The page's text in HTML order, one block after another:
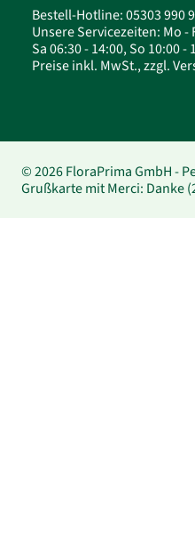
Bestell-Hotline: 05303 990
Unsere Servicezeiten: Mo -
Sa 06:30 - 14:00, So 10:00 -
Preise inkl. MwSt., zzgl.
© 2026 FloraPrima GmbH -
Grußkarte mit Merci: Danke